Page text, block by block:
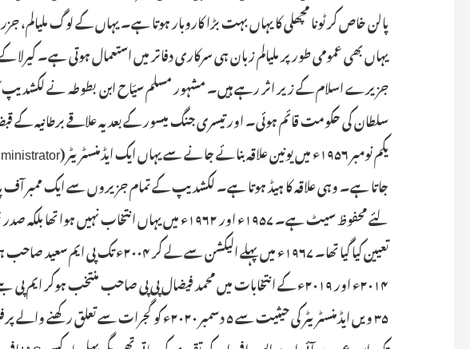
پالن خاص کر ٹونا مچھلی کا یہاں بہت بڑا کاروبار ہوتا ہے۔ یہاں کے لوگ ملیالم،
سلطان کی حکومت قائم ہوئی۔ اور تیسری جنگ میسور کے بعد یہ علاقے برطانیہ کے
لئے محفوظ سیٹ ہے۔ ۱۹۵۷ء اور ۱۹۶۲ء میں یہاں انتخاب
تعیین کیا گیا تھا۔ ۱۹۶۷ء میں پہلے
۲۰۱۴ء اور ۲۰۱۹ء کے انتخابات میں محمد فیضال پی پی صاحب منتخب ہوکر ایم پی بنے۔
۳۵ ویں ایڈمنسٹریٹر کی حیثیت سے ۵ دسمبر ۲۰۲۰ء کو